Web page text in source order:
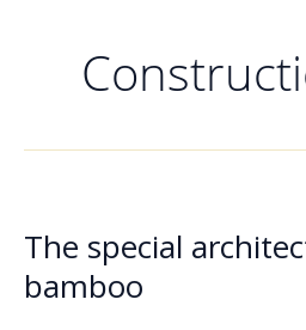
The special
bamboo
The
special
architecture